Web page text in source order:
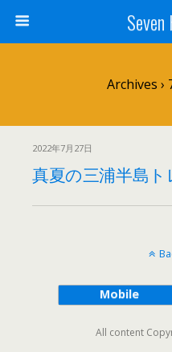
Archives ›
2022年7月27日
真夏の三浦半島ト
Mobile
All content